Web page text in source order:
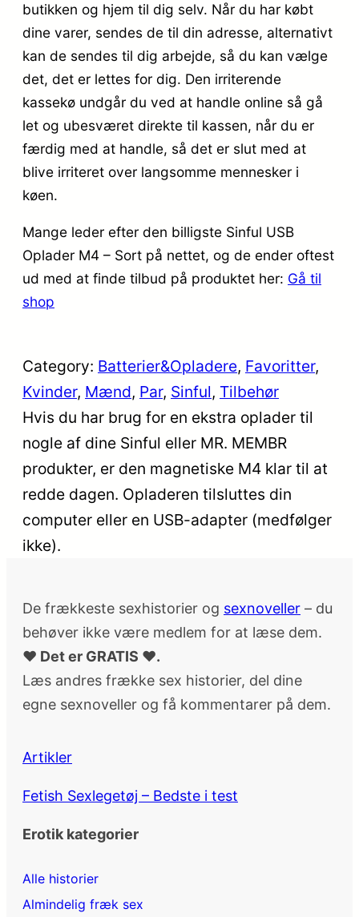
butikken og hjem til dig selv. Når du har købt
dine varer, sendes de til din adresse, alternativt
kan de sendes til dig arbejde, så du kan vælge
det, det er lettes for dig. Den irriterende
kassekø undgår du ved at handle online så gå
let og ubesværet direkte til kassen, når du er
færdig med at handle, så det er slut med at
blive irriteret over langsomme mennesker i
køen.
Mange leder efter den billigste Sinful USB
Oplader M4 – Sort på nettet, og de ender oftest
ud med at finde tilbud på produktet her: Gå til
shop
Category: Batterier&Opladere, Favoritter
Kvinder, Mænd, Par, Sinful, Tilbehør
Hvis du har brug for en ekstra oplader til
nogle af dine Sinful eller MR. MEMBR
produkter, er den magnetiske M4 klar til at
redde dagen. Opladeren tilsluttes din
computer eller en USB-adapter (medfølger
ikke).
De frækkeste sexhistorier og sexnoveller – du
behøver ikke være medlem for at læse dem.
♥ Det er GRATIS ♥.
Læs andres frække sex historier, del dine
egne sexnoveller og få kommentarer på dem.
Artikler
Fetish Sexlegetøj – Bedste i test
Erotik kategorier
Alle historier
Almindelig fræk sex